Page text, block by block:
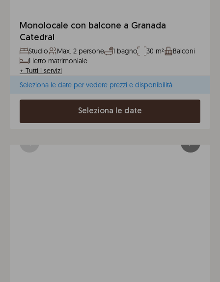
Monolocale con balcone a Granada
Catedral
Studio Max. 2 persone 1 bagno 30 m²
Balconi
1 letto matrimoniale
+ Tutti i servizi
Seleziona le date per vedere prezzi e disponibilità
Seleziona le date